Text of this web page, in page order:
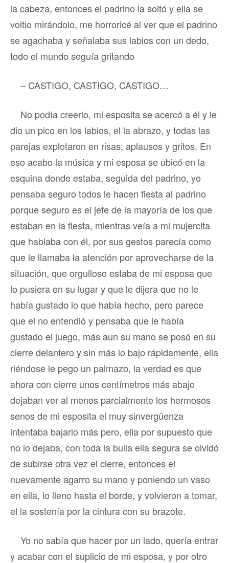
la cabeza, entonces el padrino la soltó y ella se
voltio mirándolo, me horroricé al ver que el padrino
se agachaba y señalaba sus labios con un dedo,
todo el mundo seguía gritando
– CASTIGO, CASTIGO, CASTIGO…
No podía creerlo, mi esposita se acercó a él y le
dio un pico en los labios, el la abrazo, y todas las
parejas explotaron en risas, aplausos y gritos. En
eso acabo la música y mi esposa se ubicó en la
esquina donde estaba, seguida del padrino, yo
pensaba seguro todos le hacen fiesta al padrino
porque seguro es el jefe de la mayoría de los que
estaban en la fiesta, mientras veía a mi mujercita
que hablaba con él, por sus gestos parecía como
que le llamaba la atención por aprovecharse de la
situación, que orgulloso estaba de mi esposa que
lo pusiera en su lugar y que le dijera que no le
había gustado lo que había hecho, pero parece
que el no entendió y pensaba que le había
gustado el juego, más aun su mano se posó en su
cierre delantero y sin más lo bajo rápidamente, ella
riéndose le pego un palmazo, la verdad es que
ahora con cierre unos centímetros más abajo
dejaban ver al menos parcialmente los hermosos
senos de mi esposita el muy sinvergüenza
intentaba bajarlo más pero, ella por supuesto que
no lo dejaba, con toda la bulla ella segura se olvidó
de subirse otra vez el cierre, entonces el
nuevamente agarro su mano y poniendo un vaso
en ella, lo lleno hasta el borde, y volvieron a tomar,
el la sostenía por la cintura con su brazote.
Yo no sabía que hacer por un lado, quería entrar
y acabar con el suplicio de mi esposa, y por otro